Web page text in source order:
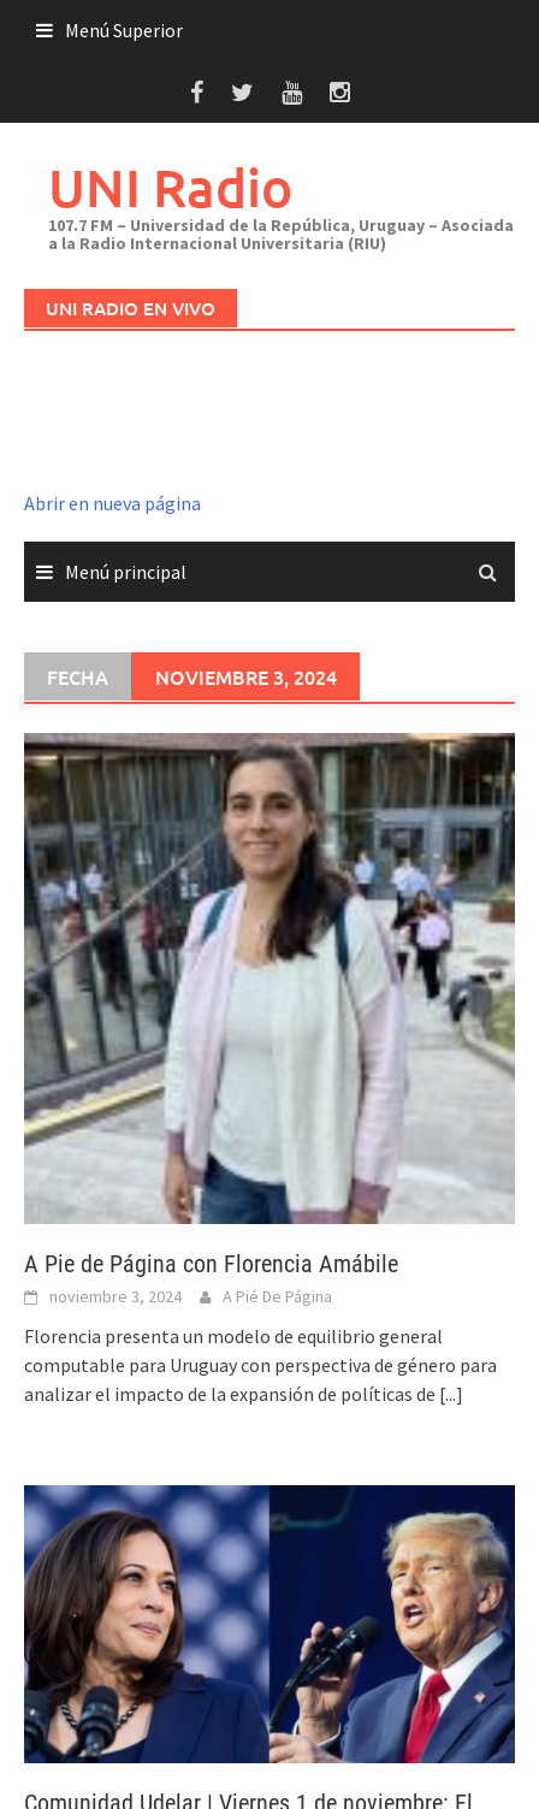
Menú Superior
UNI Radio
107.7 FM – Universidad de la República, Uruguay – Asociada
a la Radio Internacional Universitaria (RIU)
UNI RADIO EN VIVO
Abrir en nueva página
Menú principal
FECHA NOVIEMBRE 3, 2024
A Pie de Página con Florencia Amábile
noviembre 3, 2024 A Pié De Página
Florencia presenta un modelo de equilibrio general
computable para Uruguay con perspectiva de género para
analizar el impacto de la expansión de políticas de [...]